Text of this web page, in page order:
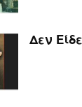
Δεν